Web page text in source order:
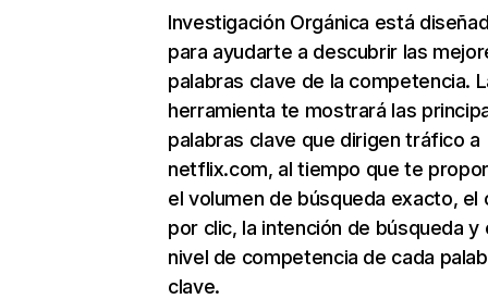
Investigación Orgánica está
para ayudarte a descubrir las
palabras clave de la competencia.
herramienta te mostrará las
palabras clave que dirigen tráfico a
netflix.com, al tiempo que te
el volumen de búsqueda exacto, el
por clic, la intención de búsqueda y
nivel de competencia de cada
clave.